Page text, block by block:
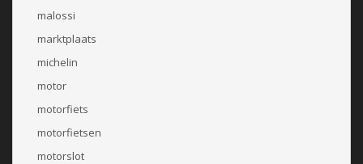
malossi
marktplaats
michelin
motor
motorfiets
motorfietsen
motorslot